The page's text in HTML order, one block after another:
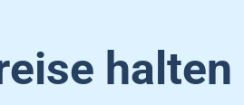
halten